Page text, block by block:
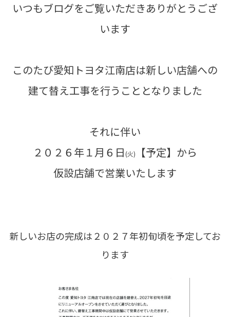
いつもブログをご覧いただきありがとうござ
います
このたび愛知トヨタ江南店は新しい店舗への
建て替え工事を行うこととなりました
それに伴い
２０２６年１月６日 (火)
【予定】から
仮設店舗で営業いたします
新しいお店の完成は２０２７年初旬頃を予定してお
ります